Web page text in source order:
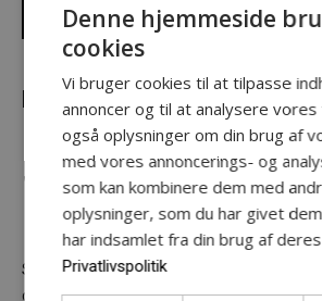
FIND BILLETTER HER
PRATHEO
SORGFESTIVAL26 er en kunstnerisk
gennem musik, litteratur og sanselige
Denne hjemmeside
cookies
Vi bruger cookies til at tilpasse
annoncer og til at analysere
også oplysninger om din brug af
med vores annoncerings- og
som kan kombinere dem med
oplysninger, som du har givet
har indsamlet fra din brug af
Privatlivspolitik